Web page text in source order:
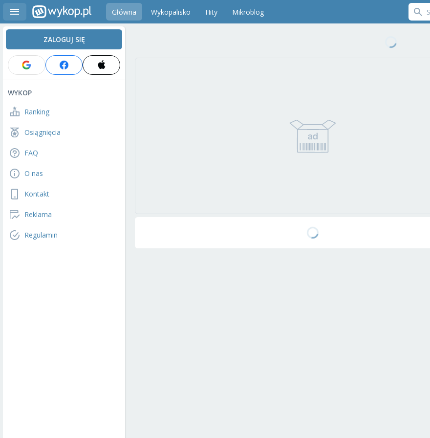
Główna Wykopalisko Hity Mikroblog
ZALOGUJ SIĘ
WYKOP
Ranking
Osiągnięcia
FAQ
O nas
Kontakt
Reklama
Regulamin